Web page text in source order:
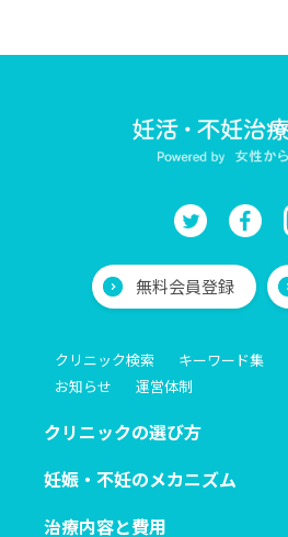
無料会員登録
クリニック検索 キーワード集
お知らせ
運営体制
クリニックの選び方
妊娠・不妊のメカニズム
治療内容と費用